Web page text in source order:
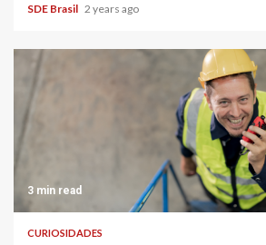
SDE Brasil 2 years ago
3 min read
CURIOSIDADES